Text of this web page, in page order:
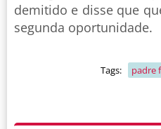
demitido e disse que
segunda oportunidade.
Tags: padre